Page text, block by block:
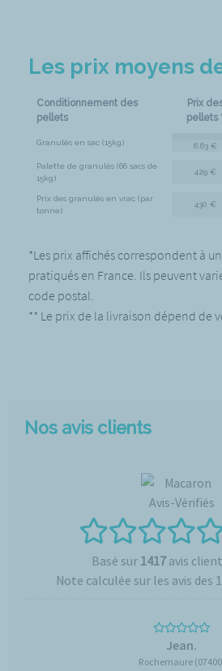
Les prix moyens
Conditionnement des
pellets
Prix
pellets
Granulés en sac (15kg) 6.63 €
Palette de granulés (66 sacs de
15kg)
429 €
Prix des granulés en vrac (par
tonne)
430 €
*Les prix affichés correspondent à
pratiqués en France. Ils peuvent
code postal.
** Le prix de la livraison dépend de
Nos avis clients
Basé sur 1417avis
Note calculée sur les avis des
Jean.
Rochemaure